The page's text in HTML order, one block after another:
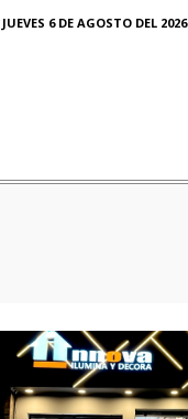
JUEVES 6 DE AGOSTO DEL 2026